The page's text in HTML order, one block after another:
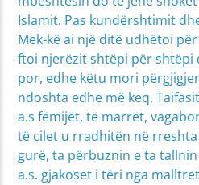
Islamit. Pas kundërshtimit
Mek-kë ai një ditë udhëtoi
ftoi njerëzit shtëpi për shtëpi
por, edhe këtu mori
ndoshta edhe më keq.
a.s fëmijët, të marrët,
të cilet u rradhitën në
gurë, ta përbuznin e ta
a.s. gjakoset i tëri nga